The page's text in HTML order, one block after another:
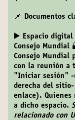
📌 Documentos
▶️ Espacio digital
Consejo Mundial
Consejo Mundial
con la reunión a
"Iniciar sesión" -
derecha del
enlace). Quienes
a dicho espacio.
relacionado con